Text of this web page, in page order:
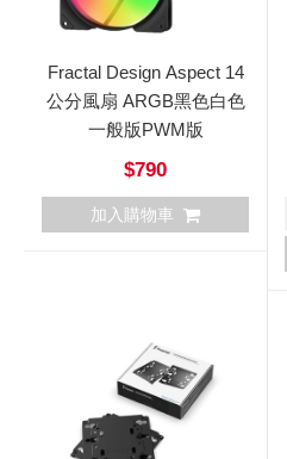
Fractal Design Aspect 14
公分風扇 ARGB黑色白色
一般版PWM版
$790
加入購物車